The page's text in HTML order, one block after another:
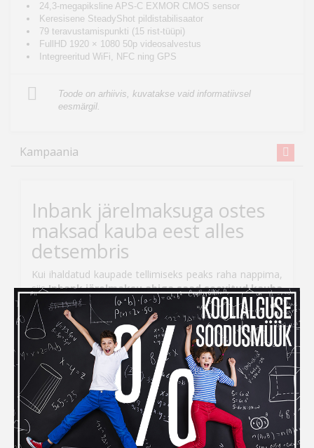
24,3-megapiksline APS-C EXMOR CMOS sensor
Keresisene SteadyShot pildistabilisaator
79 teravustamispunkti (15 rist-tüüpi)
FullHD 1920 × 1080 50p videosalvestus
Integreeritud WiFi, NFC ning GPS
Toode on arhiivis, kuvatakse vaid informatiivsel
eesmärgil.
Kampaania
Inbank järelmaksuga ostes
maksad kauba eest alles
detsembris
Kui ihaldatud kaupade tellimiseks peaks raha nappima,
siisInbank järelmaksu abiga saad soovitud kauba
kohe kätte, aga maksma hakkad alles
detsembris!
Järelmaksu taotlemise protsess on lihtne –
veebikaubamaja ostukorvis tuleb makseviisiks valida
“Maksa järelmaksuga” ning seejärel täita kõik vajalikud
väljad.
tervis
Sport
Auto